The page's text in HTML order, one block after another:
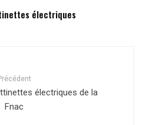
électriques
électriques de la
Fnac